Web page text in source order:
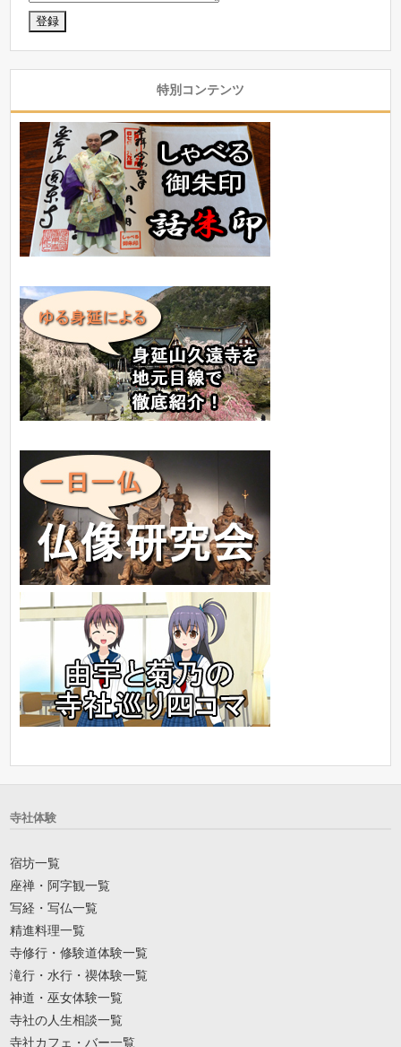
特別コンテンツ
寺社体験
宿坊一覧
座禅・阿字観一覧
写経・写仏一覧
精進料理一覧
寺修行・修験道体験一覧
滝行・水行・禊体験一覧
神道・巫女体験一覧
寺社の人生相談一覧
寺社カフェ・バー一覧